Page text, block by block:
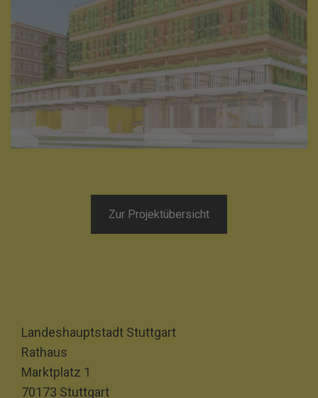
Zur Projektübersicht
Landeshauptstadt Stuttgart
Rathaus
Marktplatz 1
70173 Stuttgart